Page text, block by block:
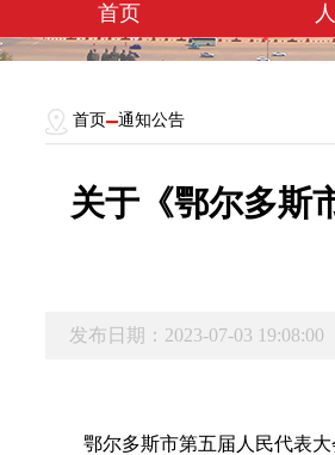
首页
首页 通知公告
关于《鄂尔多斯
发布日期：2023-07-03 19:08:00
鄂尔多斯市第五届人民代表